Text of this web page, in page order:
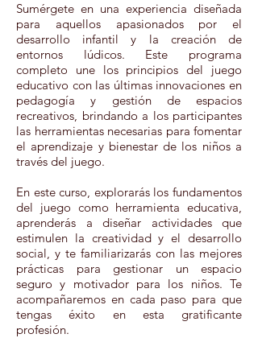
Sumérgete en una experiencia diseñada
para aquellos apasionados por el
desarrollo infantil y la creación de
entornos lúdicos. Este programa
completo une los principios del juego
educativo con las últimas innovaciones en
pedagogía y gestión de espacios
recreativos, brindando a los participantes
las herramientas necesarias para fomentar
el aprendizaje y bienestar de los niños a
través del juego.
En este curso, explorarás los fundamentos
del juego como herramienta educativa,
aprenderás a diseñar actividades que
estimulen la creatividad y el desarrollo
social, y te familiarizarás con las mejores
prácticas para gestionar un espacio
seguro y motivador para los niños. Te
acompañaremos en cada paso para que
tengas éxito en esta gratificante
profesión.